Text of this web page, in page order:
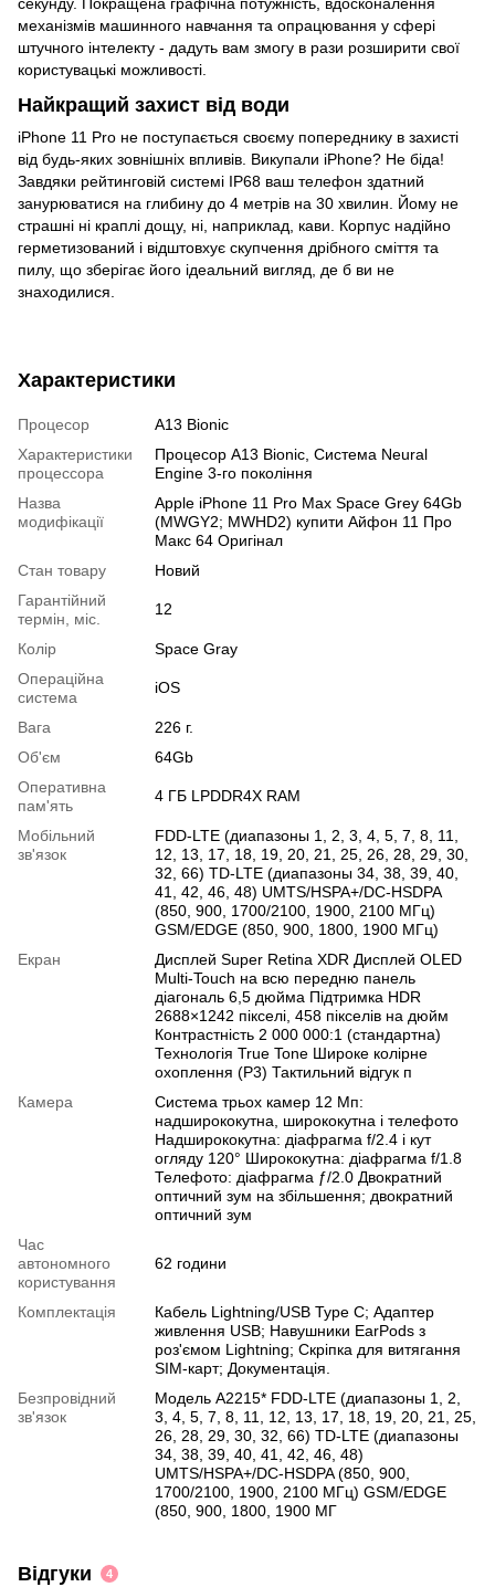
секунду. Покращена графічна потужність, вдосконалення
механізмів машинного навчання та опрацювання у сфері
штучного інтелекту - дадуть вам змогу в рази розширити свої
користувацькі можливості.
Найкращий захист від води
iPhone 11 Pro не поступається своєму попереднику в захисті
від будь-яких зовнішніх впливів. Викупали iPhone? Не біда!
Завдяки рейтинговій системі IP68 ваш телефон здатний
занурюватися на глибину до 4 метрів на 30 хвилин. Йому не
страшні ні краплі дощу, ні, наприклад, кави. Корпус надійно
герметизований і відштовхує скупчення дрібного сміття та
пилу, що зберігає його ідеальний вигляд, де б ви не
знаходилися.
Характеристики
Процесор
A13 Bionic
Характеристики
процессора
Процесор A13 Bionic, Система Neural
Engine 3-го покоління
Назва
модифікації
Apple iPhone 11 Pro Max Space Grey 64Gb
(MWGY2; MWHD2) купити Айфон 11 Про
Макс 64 Оригінал
Стан товару
Новий
Гарантійний
термін, міс.
12
Колір
Space Gray
Операційна
система
iOS
Вага
226 г.
Об'єм
64Gb
Оперативна
пам'ять
4 ГБ LPDDR4X RAM
Мобільний
зв'язок
FDD-LTE (диапазоны 1, 2, 3, 4, 5, 7, 8, 11,
12, 13, 17, 18, 19, 20, 21, 25, 26, 28, 29, 30,
32, 66) TD-LTE (диапазоны 34, 38, 39, 40,
41, 42, 46, 48) UMTS/HSPA+/DC-HSDPA
(850, 900, 1700/2100, 1900, 2100 МГц)
GSM/EDGE (850, 900, 1800, 1900 МГц)
Екран
Дисплей Super Retina XDR Дисплей OLED
Multi-Touch на всю передню панель
діагональ 6,5 дюйма Підтримка HDR
2688×1242 пікселі, 458 пікселів на дюйм
Контрастність 2 000 000:1 (стандартна)
Технологія True Tone Широке колірне
охоплення (P3) Тактильний відгук п
Камера
Система трьох камер 12 Мп:
надширококутна, ширококутна і телефото
Надширококутна: діафрагма f/2.4 і кут
огляду 120° Ширококутна: діафрагма f/1.8
Телефото: діафрагма ƒ/2.0 Двократний
оптичний зум на збільшення; двократний
оптичний зум
Час
автономного
користування
62 години
Комплектація
Кабель Lightning/USB Type C; Адаптер
живлення USB; Навушники EarPods з
роз'ємом Lightning; Скріпка для витягання
SIM-карт; Документація.
Безпровідний
зв'язок
Модель A2215* FDD-LTE (диапазоны 1, 2,
3, 4, 5, 7, 8, 11, 12, 13, 17, 18, 19, 20, 21, 25,
26, 28, 29, 30, 32, 66) TD-LTE (диапазоны
34, 38, 39, 40, 41, 42, 46, 48)
UMTS/HSPA+/DC-HSDPA (850, 900,
1700/2100, 1900, 2100 МГц) GSM/EDGE
(850, 900, 1800, 1900 МГ
Відгуки 4